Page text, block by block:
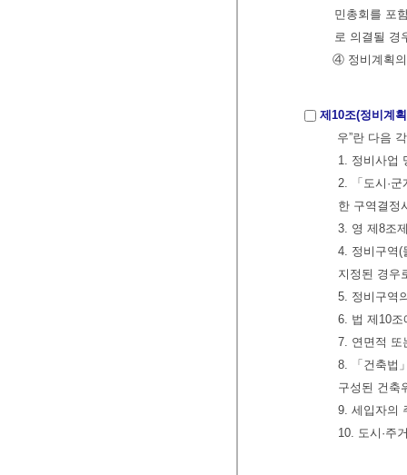
민총회를 포
로 의결될 경
④ 정비계획의
제10조(정비계
우”란 다음
1. 정비사업
2. 「도시·
한 구역결정
3. 영 제8조
4. 정비구역(
지정된 경우
5. 정비구역
6. 법 제10
7. 연면적 또
8. 「건축법
구성된 건축
9. 세입자의
10. 도시·주